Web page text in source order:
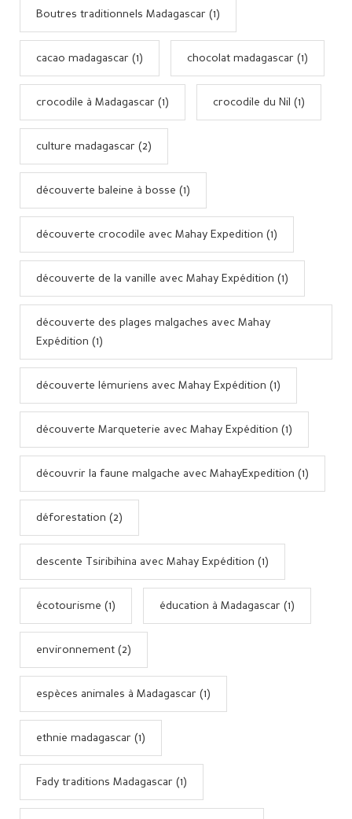
Boutres traditionnels Madagascar (1)
cacao madagascar (1) chocolat madagascar (1)
crocodile à Madagascar (1) crocodile du Nil (1)
culture madagascar (2)
découverte baleine à bosse (1)
découverte crocodile avec Mahay Expedition (1)
découverte de la vanille avec Mahay Expédition (1)
découverte des plages malgaches avec Mahay
Expédition (1)
découverte lémuriens avec Mahay Expédition (1)
découverte Marqueterie avec Mahay Expédition (1)
découvrir la faune malgache avec MahayExpedition (1)
déforestation (2)
descente Tsiribihina avec Mahay Expédition (1)
écotourisme (1) éducation à Madagascar (1)
environnement (2)
espèces animales à Madagascar (1)
ethnie madagascar (1)
Fady traditions Madagascar (1)